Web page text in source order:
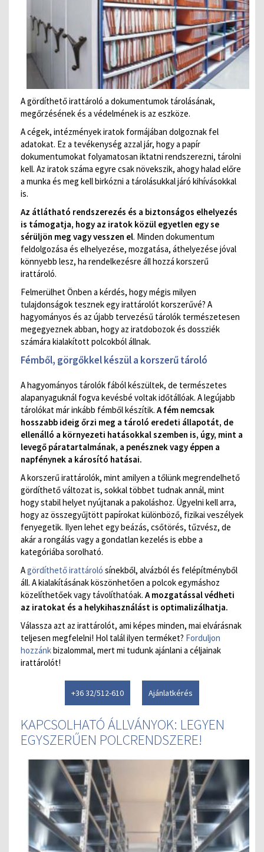
A gördíthető irattároló a dokumentumok tárolásának,
megőrzésének és a védelmének is az eszköze.
A cégek, intézmények iratok formájában dolgoznak fel
adatokat. Ez a tevékenység azzal jár, hogy a papír
dokumentumokat folyamatosan iktatni rendszerezni, tárolni
kell. Az iratok száma egyre csak növekszik, ahogy halad előre
a munka és meg kell birkózni a tárolásukkal járó kihívásokkal
is.
Az átlátható rendszerezés és a biztonságos elhelyezés
is támogatja, hogy az iratok közül egyetlen egy se
sérüljön meg vagy vesszen el. Minden dokumentum
feldolgozása és elhelyezése, mozgatása, áthelyezése jóval
könnyebb lesz, ha rendelkezésre áll hozzá korszerű
irattároló.
Felmerülhet Önben a kérdés, hogy mégis milyen
tulajdonságok tesznek egy irattárolót korszerűvé? A
hagyományos és az újabb tervezésű tárolók természetesen
megegyeznek abban, hogy az iratdobozok és dossziék
számára kialakított polcokból állnak.
Fémből, görgőkkel készül a korszerű tároló
A hagyományos tárolók fából készültek, de természetes
alapanyaguknál fogva kevésbé voltak időtállóak. A legújabb
tárolókat már inkább fémből készítik. A fém nemcsak
hosszabb ideig őrzi meg a tároló eredeti állapotát, de
ellenálló a környezeti hatásokkal szemben is, úgy, mint a
levegő páratartalmának, a penésznek vagy éppen a
napfénynek a károsító hatásai.
A korszerű irattárolók, mint amilyen a tőlünk megrendelhető
gördíthető változat is, sokkal többet tudnak annál, mint
hogy stabil helyet nyújtanak a pakoláshoz. Ügyelni kell arra,
hogy az összegyűjtött papírokat különböző, fizikai veszélyek
fenyegetik. Ilyen lehet egy beázás, csőtörés, tűzvész, de
akár a rongálás vagy a gondatlan kezelés is ebbe a
kategóriába sorolható.
Agördíthető irattároló sínekből, alvázból és felépítményből
áll. A kialakításának köszönhetően a polcok egymáshoz
közelíthetőek vagy távolíthatóak. A mozgatással védheti
az iratokat és a helykihasználást is optimalizálhatja.
Válassza azt az irattárolót, ami képes minden, mai elvárásnak
teljesen megfelelni! Hol talál ilyen terméket? Forduljon
hozzánkbizalommal, mert mi tudunk ajánlani a céljainak
irattárolót!
+36 32/512-610 Ajánlatkérés
KAPCSOLHATÓ ÁLLVÁNYOK: LEGYEN
EGYSZERŰEN POLCRENDSZERE!